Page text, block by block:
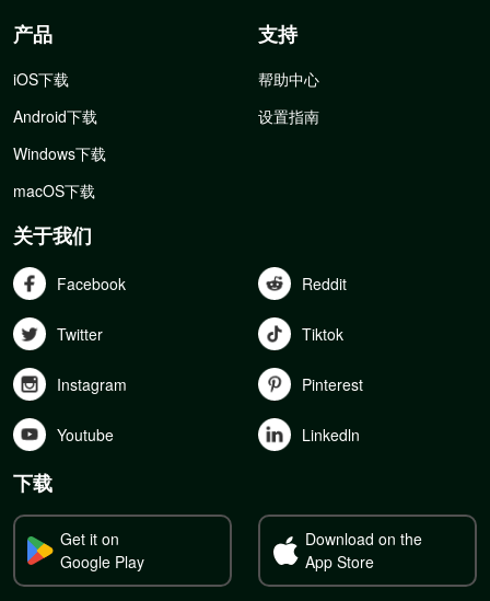
产品
iOS下载
Android下载
Windows下载
macOS下载
支持
帮助中心
设置指南
关于我们
Facebook Reddit
Twitter Tiktok
Instagram Pinterest
Youtube Linkedln
下载
Get it on
Google Play
Download on the
App Store